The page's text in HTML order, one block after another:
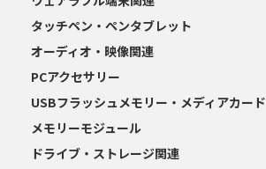
タッチペン・ペンタブレット
オーディオ・映像関連
PCアクセサリー
USBフラッシュメモリー・メディアカード
メモリーモジュール
ドライブ・ストレージ関連